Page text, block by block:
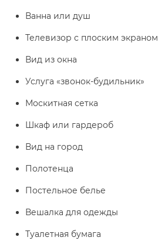
Ванна или душ
Телевизор с плоским экраном
Вид из окна
Услуга «звонок-будильник»
Москитная сетка
Шкаф или гардероб
Вид на город
Полотенца
Постельное белье
Вешалка для одежды
Туалетная бумага